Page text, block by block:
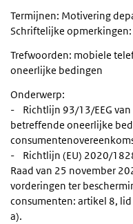
Termijnen: Motivering
Schriftelijke
Trefwoorden: mobiele
oneerlijke bedingen
Onderwerp:
- Richtlijn 93/13/EEG van
betreffende oneerlijke
- Richtlijn (EU) 2020/
Raad van 25 november
vorderingen ter
consumenten: artikel 8,
a).